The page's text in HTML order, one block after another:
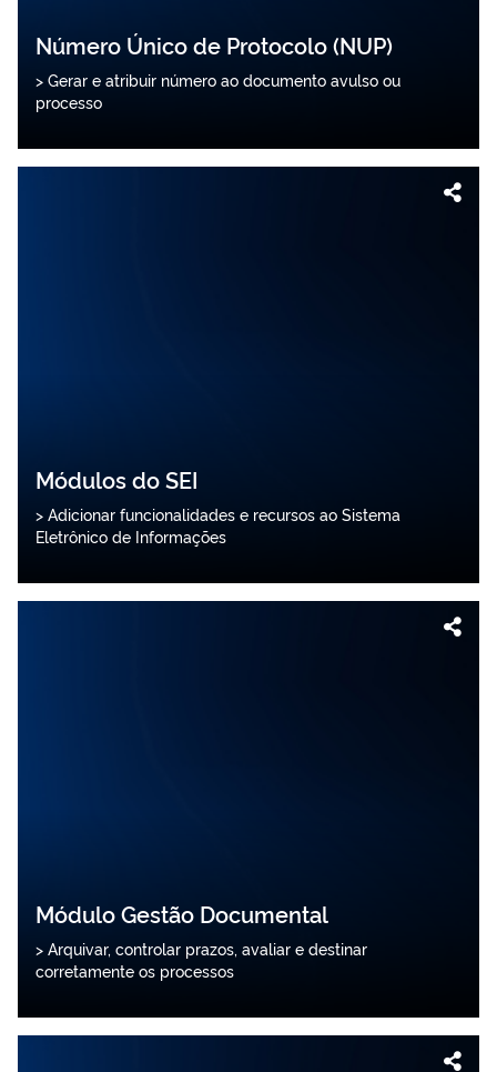
Número Único de Protocolo (NUP)
> Gerar e atribuir número ao documento avulso ou
processo
Módulos do SEI
> Adicionar funcionalidades e recursos ao Sistema
Eletrônico de Informações
Módulo Gestão Documental
> Arquivar, controlar prazos, avaliar e destinar
corretamente os processos